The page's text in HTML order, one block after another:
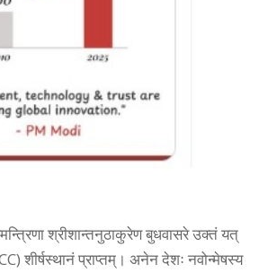
श्रीशान्तनुठाकुरेण बुधवासरे उक्तं यत्
शीर्षस्थानं प्राप्तम्। अनेन देशः नवोन्मेषस्य